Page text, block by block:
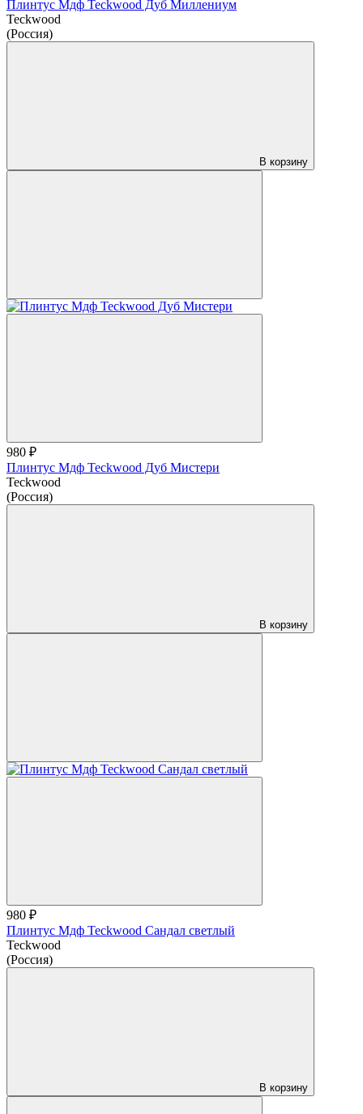
Плинтус Мдф Teckwood Дуб Миллениум
Teckwood
(Россия)
В корзину
980 ₽
Плинтус Мдф Teckwood Дуб Мистери
Teckwood
(Россия)
В корзину
980 ₽
Плинтус Мдф Teckwood Сандал светлый
Teckwood
(Россия)
В корзину